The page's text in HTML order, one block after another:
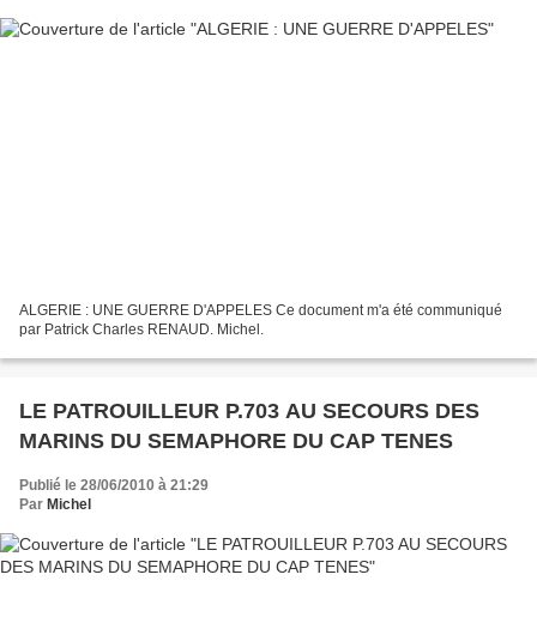
ALGERIE : UNE GUERRE D'APPELES Ce document m'a été communiqué
par Patrick Charles RENAUD. Michel.
LE PATROUILLEUR P.703 AU SECOURS DES
MARINS DU SEMAPHORE DU CAP TENES
Publié le 28/06/2010 à 21:29
Par Michel